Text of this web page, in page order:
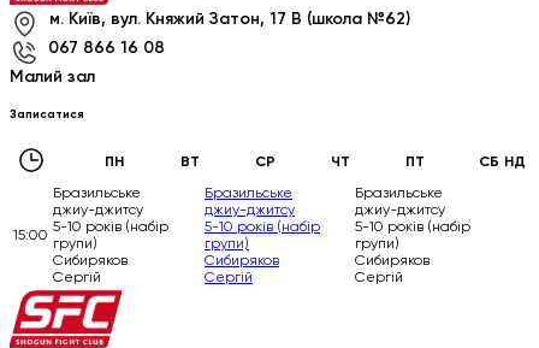
м. Київ, вул. Княжий Затон, 17 В (школа №62)
067 866 16 08
Малий зал
Записатися
ПН ВТ СР ЧТ ПТ СБ НД
15:00
Бразильське
джиу-джитсу
5-10 років (набір
групи)
Сибиряков
Сергій
Бразильське
джиу-джитсу
5-10 років (набір
групи)
Сибиряков
Сергій
Бразильське
джиу-джитсу
5-10 років (набір
групи)
Сибиряков
Сергій